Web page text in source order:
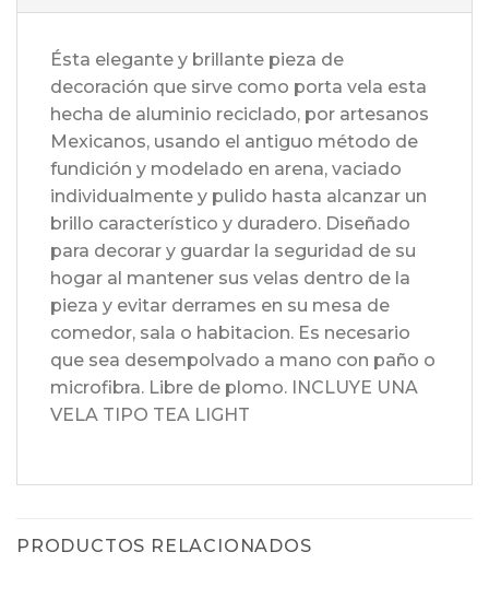
Ésta elegante y brillante pieza de
decoración que sirve como porta vela esta
hecha de aluminio reciclado, por artesanos
Mexicanos, usando el antiguo método de
fundición y modelado en arena, vaciado
individualmente y pulido hasta alcanzar un
brillo característico y duradero. Diseñado
para decorar y guardar la seguridad de su
hogar al mantener sus velas dentro de la
pieza y evitar derrames en su mesa de
comedor, sala o habitacion. Es necesario
que sea desempolvado a mano con paño o
microfibra. Libre de plomo. INCLUYE UNA
VELA TIPO TEA LIGHT
PRODUCTOS RELACIONADOS